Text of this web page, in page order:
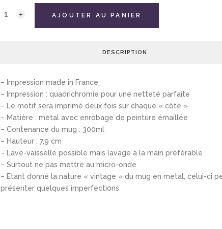
AJOUTER AU PANIER
DESCRIPTION
– Impression made in France
– Impression : quadrichromie pour une netteté parfaite
– Le motif sera imprimé deux fois sur chaque « côté »
– Matière : métal avec enrobage de peinture émaillée
– Contenance du mug : 300ml
– Hauteur : 7,9 cm
– Lave-vaisselle possible mais lavage à la main préférable
– Surtout ne pas mettre au micro-onde
– Etant donné la nature « vintage » du mug en metal, celui-ci
présenter quelques imperfections